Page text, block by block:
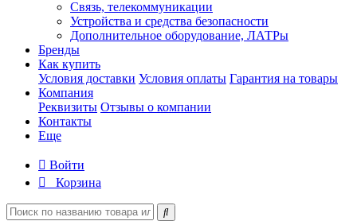
Связь, телекоммуникации
Устройства и средства безопасности
Дополнительное оборудование, ЛАТРы
Бренды
Как купить
Условия доставки Условия оплаты Гарантия на товары
Компания
Реквизиты Отзывы о компании
Контакты
Еще
Войти
Корзина